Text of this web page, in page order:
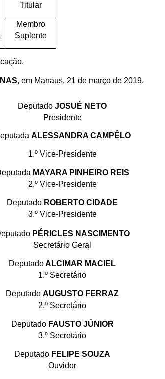
Titular
Membro
Suplente
, em Manaus, 21 de março de 2019.
Deputado JOSUÉ NETO
Presidente
ALESSANDRA CAMPÊLO
1.º Vice-Presidente
MAYARA PINHEIRO REIS
2.º Vice-Presidente
Deputado ROBERTO CIDADE
3.º Vice-Presidente
PÉRICLES NASCIMENTO
Secretário Geral
DeputadoALCIMAR MACIEL
1.º Secretário
Deputado AUGUSTO FERRAZ
2.º Secretário
DeputadoFAUSTO JÚNIOR
3.º Secretário
Deputado FELIPE SOUZA
Ouvidor